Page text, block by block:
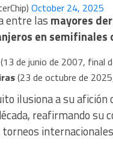
October 24, 2025
entre las mayores
en semifinales
(13 de junio de 2007, final
(23 de octubre de
ilusiona a su
reafirmando su